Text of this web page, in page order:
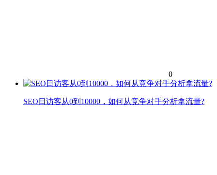
0
SEO日访客从0到10000，如何从竞争对手分析拿流量?